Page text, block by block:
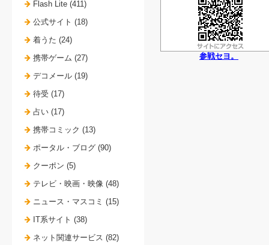
参戦セヨ。
Flash Lite (411)
公式サイト (18)
着うた (24)
携帯ゲーム (27)
デコメール (19)
待受 (17)
占い (17)
携帯コミック (13)
ポータル・ブログ (90)
クーポン (5)
テレビ・映画・映像 (48)
ニュース・マスコミ (15)
IT系サイト (38)
ネット関連サービス (82)